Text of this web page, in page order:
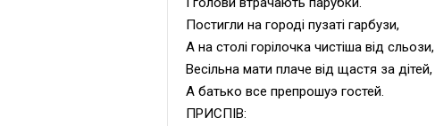
Постигли на городi пузатi гарбузи,
А на столi горiлочка чистiша вiд сльози,
Весiльна мати плаче вiд щастя за дiтей,
А батько все препрошуэ гостей.
ПРИСПІВ: